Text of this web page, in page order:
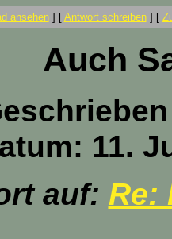
ansehen] [ Antwort schreiben] [
Auch
11.
auf: Re: